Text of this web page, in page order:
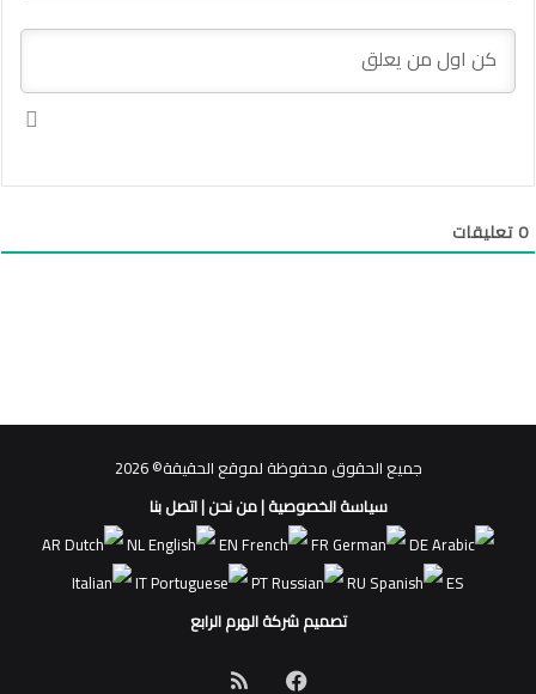
0تعليقات
جميع الحقوق محفوظة لموقع الحقيقة© 2026
سياسة الخصوصية|من نحن|اتصل بنا
AR
NL EN FR
DE
IT
PT RU
ES
تصميم شركة الهرم الرابع
فيسبوك